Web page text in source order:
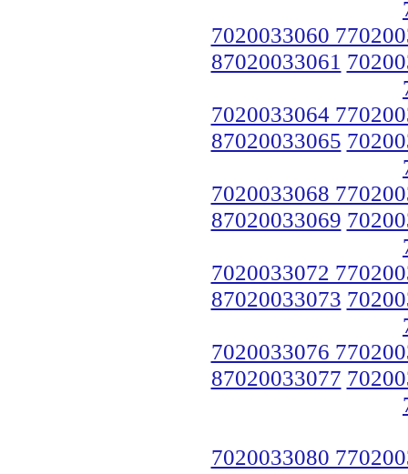
7020033060
87020033061
7020033064
87020033065
7020033068
87020033069
7020033072
87020033073
7020033076
87020033077
7020033080